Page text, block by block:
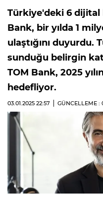
Türkiye'deki 6 dijital
Bank, bir yılda 1
ulaştığını duyurdu.
sunduğu belirgin
TOM Bank, 2025
hedefliyor.
03.01.2025 22:57 GÜNCELLEME :